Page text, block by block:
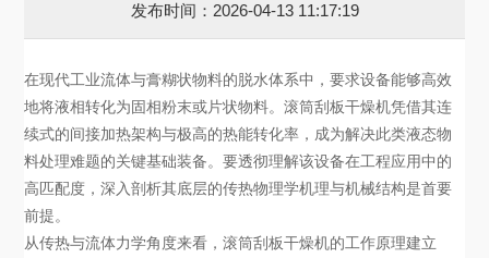
发布时间：2026-04-13 11:17:19
在现代工业流体与膏糊状物料的脱水体系中，要求设备能够高效
地将液相转化为固相粉末或片状物料。滚筒刮板干燥机凭借其连
续式的间接加热架构与极高的热能转化率，成为解决此类液态物
料处理难题的关键基础装备。要透彻理解该设备在工程应用中的
高匹配度，深入剖析其底层的传热物理学机理与机械结构是首要
前提。
从传热与流体力学角度来看，滚筒刮板干燥机的工作原理建立